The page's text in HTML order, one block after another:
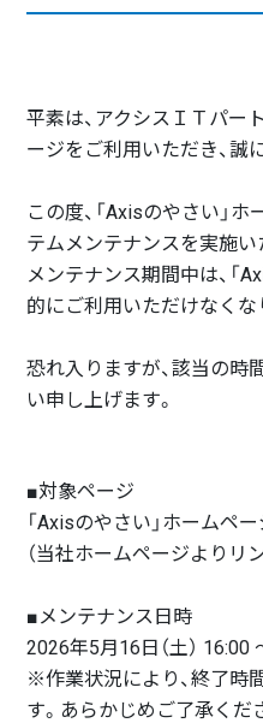
平素は、アクシスＩＴパー
ージをご利用いただき、誠
この度、「Axisのやさい」
テムメンテナンスを実施い
メンテナンス期間中は、「
的にご利用いただけなくな
恐れ入りますが、該当の時
い申し上げます。
■対象ページ
「Axisのやさい」ホームペー
（当社ホームページよりリ
■メンテナンス日時
2026年5月16日（土） 16:00
※作業状況により、終了時
す。あらかじめご了承くだ